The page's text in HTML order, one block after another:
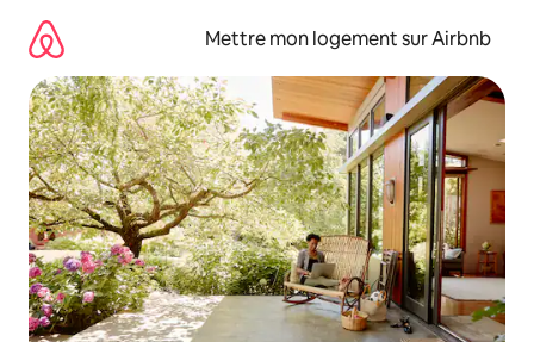
directement
contenu
Mettre mon logement sur Airbnb